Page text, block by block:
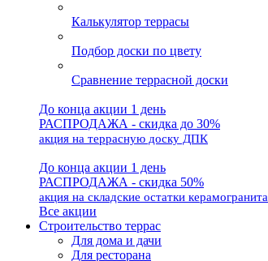
Калькулятор террасы
Подбор доски по цвету
Сравнение террасной доски
До конца акции 1 день
РАСПРОДАЖА - скидка до 30%
акция на террасную доску ДПК
До конца акции 1 день
РАСПРОДАЖА - скидка 50%
акция на складские остатки керамогранита
Все акции
Строительство террас
Для дома и дачи
Для ресторана